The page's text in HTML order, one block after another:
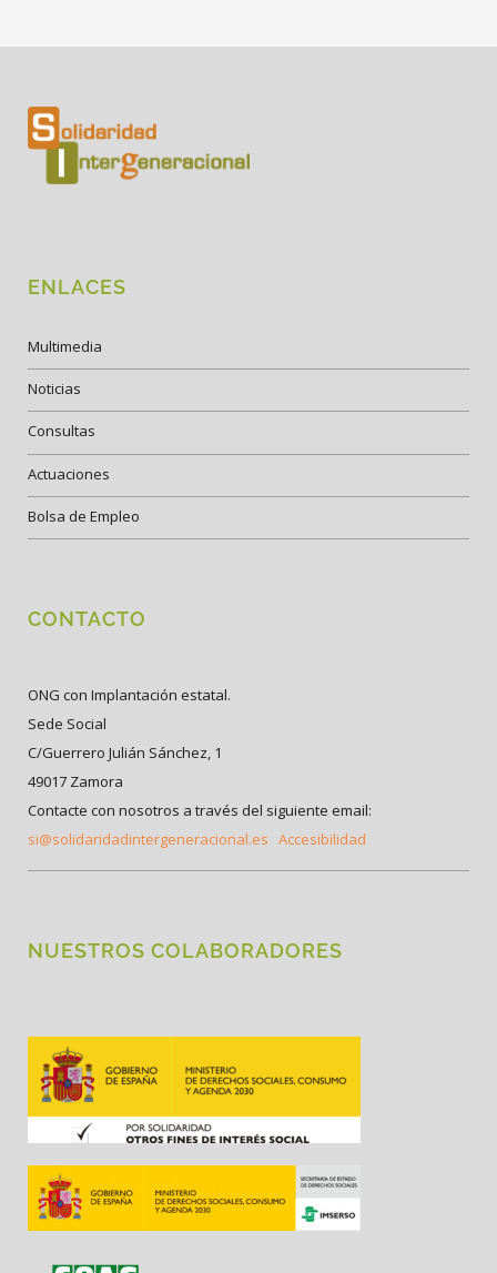
ENLACES
Multimedia
Noticias
Consultas
Actuaciones
Bolsa de Empleo
CONTACTO
ONG con Implantación estatal.
Sede Social
C/Guerrero Julián Sánchez, 1
49017 Zamora
Contacte con nosotros a través del siguiente email:
si@solidaridadintergeneracional.es Accesibilidad
NUESTROS COLABORADORES